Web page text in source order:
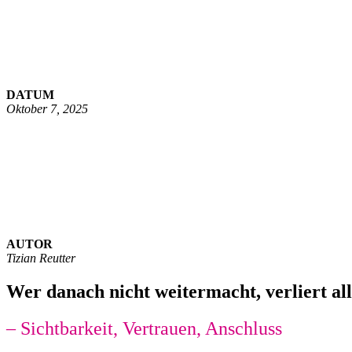
DATUM
Oktober 7, 2025
AUTOR
Tizian Reutter
Wer danach nicht weitermacht, verliert
– Sichtbarkeit, Vertrauen, Anschluss